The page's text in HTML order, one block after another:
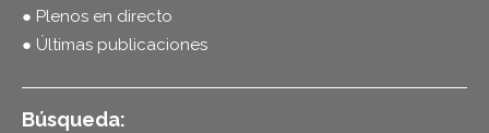
● Plenos en directo
● Últimas publicaciones
Búsqueda: